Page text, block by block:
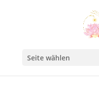
Seite wählen